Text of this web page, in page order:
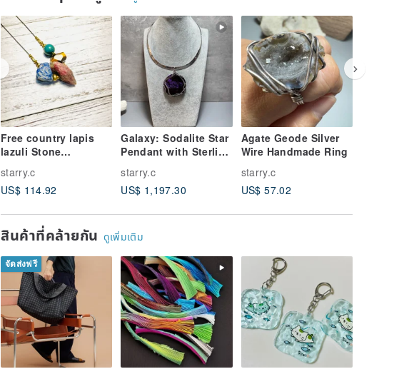
Free country lapis
lazuli Stone
Stone Phoenix
Bronze beads
necklace
starry.c
US$ 114.92
Galaxy: Sodalite Star
Pendant with Sterling
starry.c
US$ 1,197.30
Agate Geode Silver
Wire Handmade Ring
starry.c
US$ 57.02
สินค้าที่คล้ายกัน ดูเพิ่มเติม
จัดส่งฟรี